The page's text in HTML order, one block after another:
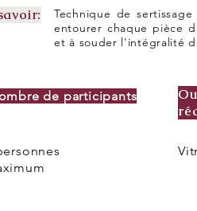
Technique de
entourer chaque pièce
et à souder l'intégralité
de participants